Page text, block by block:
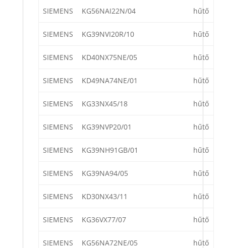
SIEMENS KG56NAI22N/04 hűtő
SIEMENS KG39NVI20R/10 hűtő
SIEMENS KD40NX75NE/05 hűtő
SIEMENS KD49NA74NE/01 hűtő
SIEMENS KG33NX45/18 hűtő
SIEMENS KG39NVP20/01 hűtő
SIEMENS KG39NH91GB/01 hűtő
SIEMENS KG39NA94/05 hűtő
SIEMENS KD30NX43/11 hűtő
SIEMENS KG36VX77/07 hűtő
SIEMENS KG56NA72NE/05 hűtő